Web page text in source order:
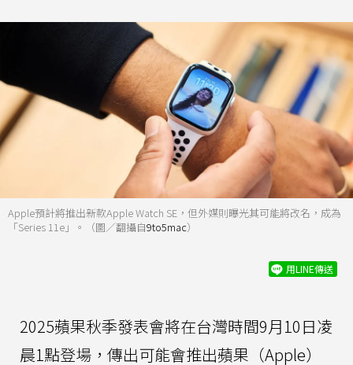
Apple預計將推出新款Apple Watch SE，但外媒則曝光其可能將改名，成為
「Series 11e」。（圖／翻攝自9to5mac）
用LINE傳送
2025蘋果秋季發表會將在台灣時間9月10日凌
晨1點登場，傳出可能會推出蘋果（Apple）